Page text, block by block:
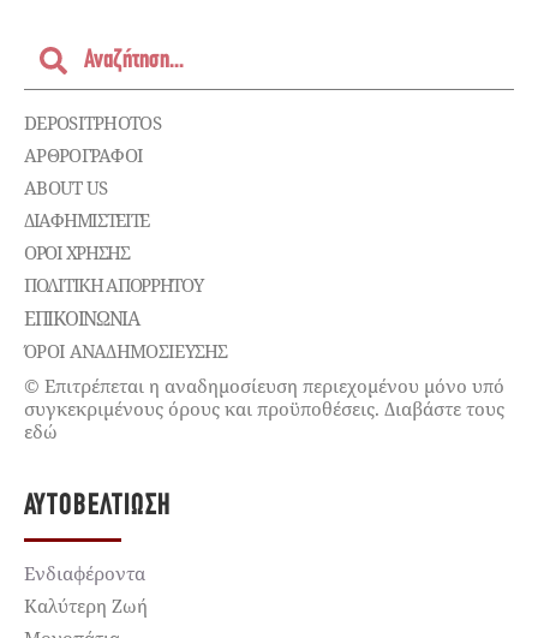
DEPOSITPHOTOS
ΑΡΘΡΟΓΡΑΦΟΙ
ABOUT US
ΔΙΑΦΗΜΙΣΤΕΊΤΕ
ΌΡΟΙ ΧΡΉΣΗΣ
ΠΟΛΙΤΙΚΉ ΑΠΟΡΡΉΤΟΥ
ΕΠΙΚΟΙΝΩΝΊΑ
ΌΡΟΙ ΑΝΑΔΗΜΟΣΙΕΥΣΗΣ
© Επιτρέπεται η αναδημοσίευση περιεχομένου μόνο υπό
συγκεκριμένους όρους και προϋποθέσεις. Διαβάστε τους
εδώ
ΑΥΤΟΒΕΛΤΊΩΣΗ
Ενδιαφέροντα
Καλύτερη Ζωή